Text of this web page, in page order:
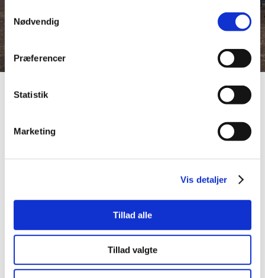
Nødvendig
Præferencer
Statistik
Marketing
Vis detaljer
Tillad alle
Tillad valgte